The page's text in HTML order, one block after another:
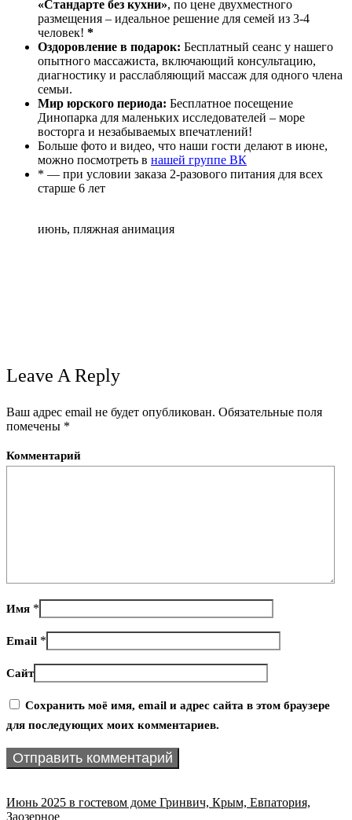
«Стандарте без кухни», по цене двухместного
размещения – идеальное решение для семей из 3-4
человек! *
Оздоровление в подарок: Бесплатный сеанс у нашего
опытного массажиста, включающий консультацию,
диагностику и расслабляющий массаж для одного члена
семьи.
Мир юрского периода: Бесплатное посещение
Динопарка для маленьких исследователей – море
восторга и незабываемых впечатлений!
Больше фото и видео, что наши гости делают в июне,
можно посмотреть в нашей группе ВК
* — при условии заказа 2-разового питания для всех
старше 6 лет
июнь, пляжная анимация
Leave A Reply
Ваш адрес email не будет опубликован. Обязательные поля
помечены *
Комментарий
Имя *
Email *
Сайт
Сохранить моё имя, email и адрес сайта в этом браузере
для последующих моих комментариев.
Июнь 2025 в гостевом доме Гринвич, Крым, Евпатория,
Заозерное